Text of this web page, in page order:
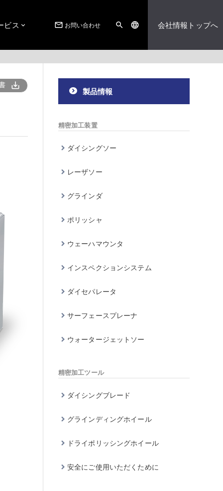
ビス mail_outline お問い合わせ search language 会社情報トップへ
save_alt
製品情報
精密加工装置
ダイシングソー
レーザソー
グラインダ
ポリッシャ
ウェーハマウンタ
インスペクションシステム
ダイセパレータ
サーフェースプレーナ
ウォータージェットソー
精密加工ツール
ダイシングブレード
グラインディングホイール
ドライポリッシングホイール
安全にご使用いただくために